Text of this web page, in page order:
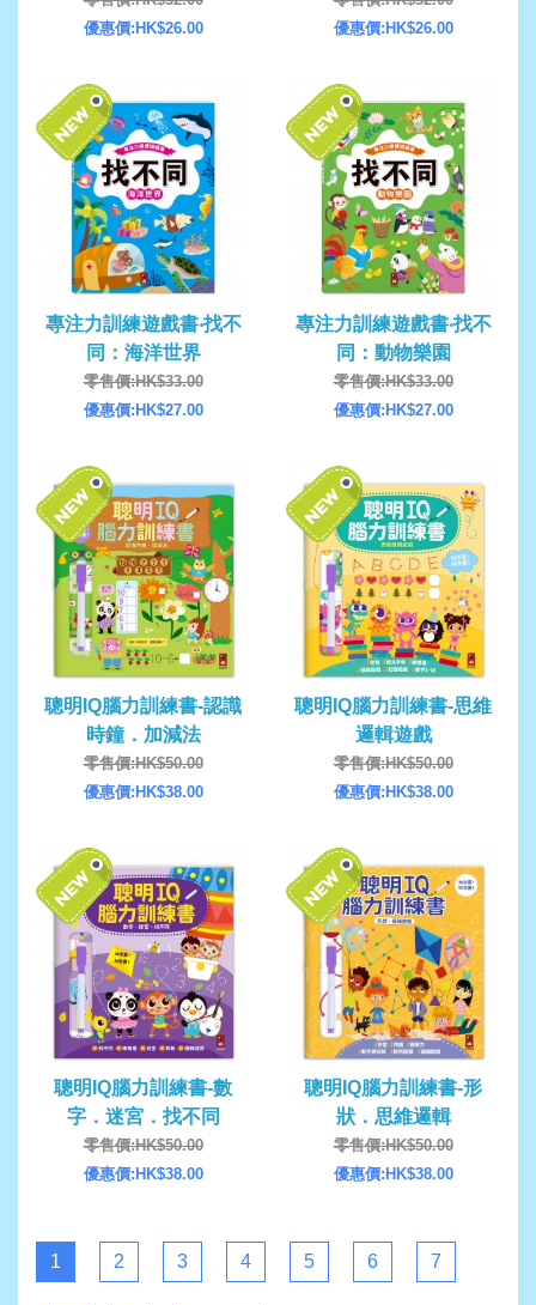
優惠價:HK$26.00
優惠價:HK$26.00
專注力訓練遊戲書‧找不
同：海洋世界
零售價:HK$33.00
優惠價:HK$27.00
專注力訓練遊戲書‧找不
同：動物樂園
零售價:HK$33.00
優惠價:HK$27.00
聰明IQ腦力訓練書-認識
時鐘．加減法
零售價:HK$50.00
優惠價:HK$38.00
聰明IQ腦力訓練書-思維
邏輯遊戲
零售價:HK$50.00
優惠價:HK$38.00
聰明IQ腦力訓練書-數
字．迷宮．找不同
零售價:HK$50.00
優惠價:HK$38.00
聰明IQ腦力訓練書-形
狀．思維邏輯
零售價:HK$50.00
優惠價:HK$38.00
1 2 3 4 5 6 7